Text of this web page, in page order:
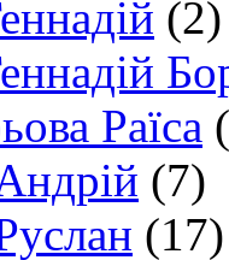
(2)
Раїса
(7)
(17)